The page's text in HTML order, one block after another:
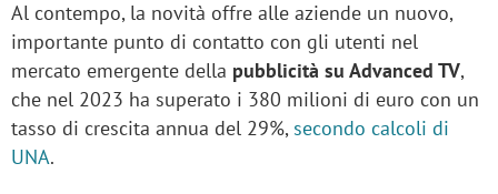
Al contempo, la novità offre alle aziende un nuovo,
importante punto di contatto con gli utenti nel
mercato emergente della pubblicità su Advanced TV,
che nel 2023 ha superato i 380 milioni di euro con un
tasso di crescita annua del 29%,secondo calcoli di
UNA.